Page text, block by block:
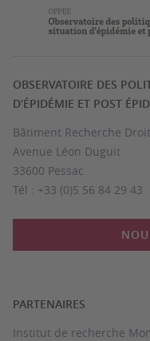
OBSERVATOIRE DES
D’ÉPIDÉMIE ET POST
Bâtiment Recherche
Avenue Léon Duguit
33600 Pessac
Tél : +33 (0)5 56 84 29 43
PARTENAIRES
Institut de recherche